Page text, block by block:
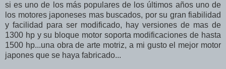
si es uno de los más populares de los últimos años uno de
los motores japoneses mas buscados, por su gran fiabilidad
y facilidad para ser modificado, hay versiones de mas de
1300 hp y su bloque motor soporta modificaciones de hasta
1500 hp...una obra de arte motriz, a mi gusto el mejor motor
japones que se haya fabricado...